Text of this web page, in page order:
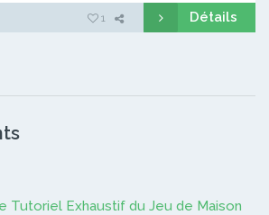
1 Détails
Tutoriel Exhaustif du Jeu de Maison